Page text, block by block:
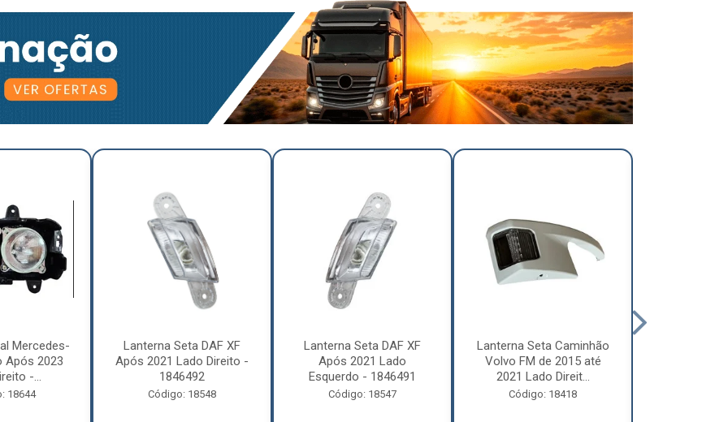
Mercedes-
Após 2023
-...
18644
Lanterna Seta DAF XF
Após 2021 Lado Direito -
1846492
Código: 18548
Lanterna Seta DAF XF
Após 2021 Lado
Esquerdo - 1846491
Código: 18547
Lanterna Seta Caminhão
Volvo FM de 2015 até
2021 Lado Direit...
Código: 18418